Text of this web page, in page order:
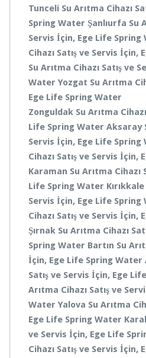
Tunceli Su Arıtma Cihazı
Spring Water Şanlıurfa Su
Servis İçin, Ege Life Spring
Cihazı Satış ve Servis İçin,
Su Arıtma Cihazı Satış ve
Water Yozgat Su Arıtma
Ege Life Spring Water
Zonguldak Su Arıtma
Life Spring Water Aksaray
Servis İçin, Ege Life Spring
Cihazı Satış ve Servis İçin,
Karaman Su Arıtma Cihazı
Life Spring Water Kırıkkale
Servis İçin, Ege Life Spring
Cihazı Satış ve Servis İçin,
Şırnak Su Arıtma Cihazı
Spring Water Bartın Su
İçin, Ege Life Spring Water
Satış ve Servis İçin, Ege
Arıtma Cihazı Satış ve
Water Yalova Su Arıtma
Ege Life Spring Water
ve Servis İçin, Ege Life
Cihazı Satış ve Servis İçin,